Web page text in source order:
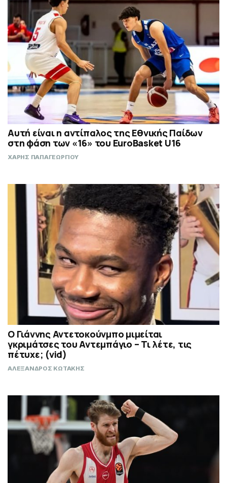
Αυτή είναι η αντίπαλος της Εθνικής Παίδων
στη φάση των «16» του EuroBasket U16
ΧΑΡΗΣ ΠΑΠΑΓΕΩΡΓΙΟΥ
Ο Γιάννης Αντετοκούνμπο μιμείται
γκριμάτσες του Αντεμπάγιο – Τι λέτε, τις
πέτυχε; (vid)
ΑΛΕΞΑΝΔΡΟΣ ΚΩΤΑΚΗΣ